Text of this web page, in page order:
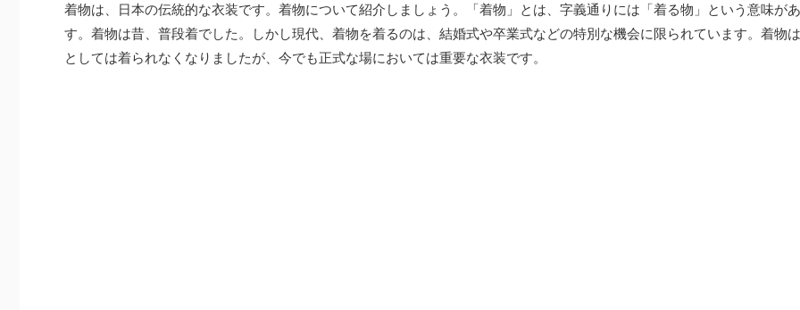
着物は、日本の伝統的な衣装です。着物について紹介しましょう。「着物」とは、字義通りには「着る物」という意味が
す。着物は昔、普段着でした。しかし現代、着物を着るのは、結婚式や卒業式などの特別な機会に限られています。着物
としては着られなくなりましたが、今でも正式な場においては重要な衣装です。